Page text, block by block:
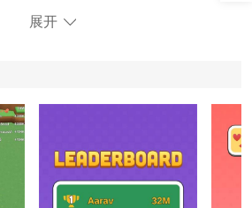
展开